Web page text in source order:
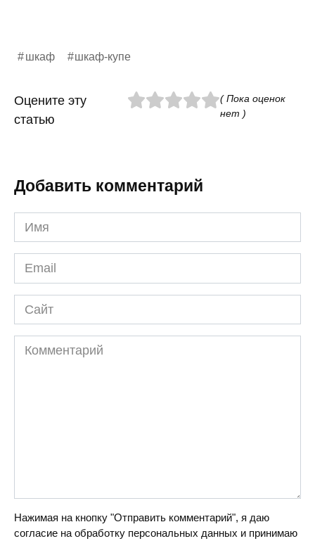
шкаф шкаф-купе
Оцените эту
статью
( Пока оценок
нет )
Добавить комментарий
Имя
*
Email
*
Сайт
Комментарий
Нажимая на кнопку "Отправить комментарий", я даю
согласие на обработку персональных данных и принимаю